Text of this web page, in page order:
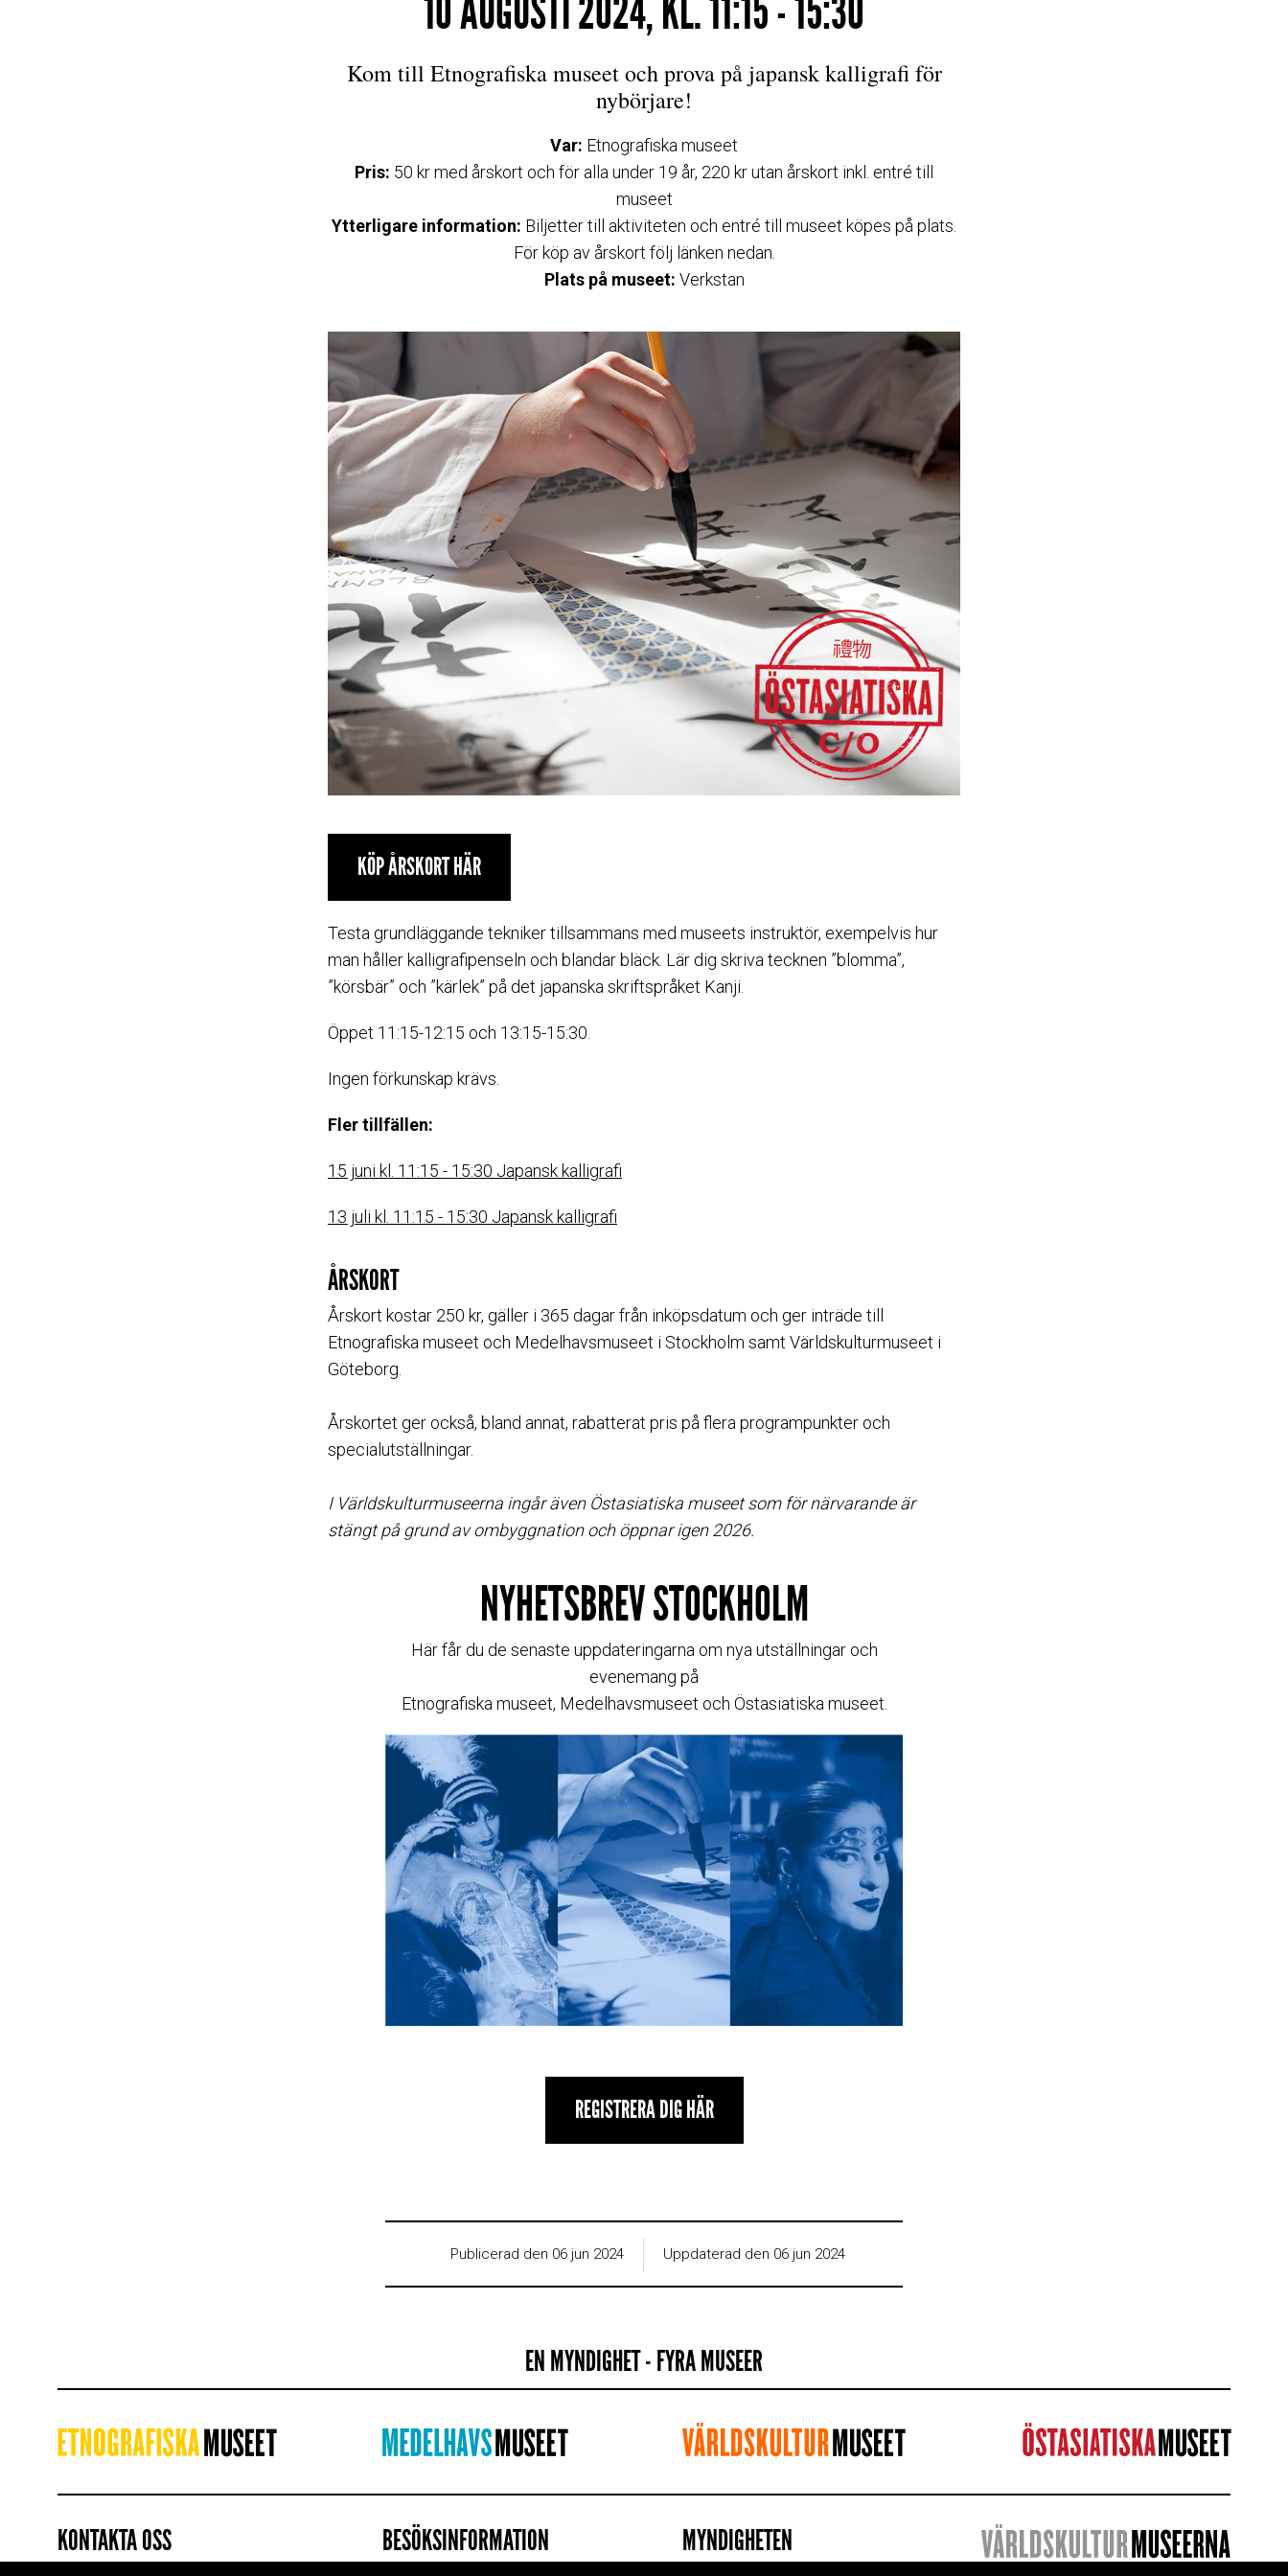
10 AUGUSTI 2024, KL. 11:15 - 15:30
Kom till Etnografiska museet och prova på japansk kalligrafi för
nybörjare!
Var: Etnografiska museet
Pris: 50 kr med årskort och för alla under 19 år, 220 kr utan årskort inkl. entré till
museet
Ytterligare information: Biljetter till aktiviteten och entré till museet köpes på plats.
För köp av årskort följ länken nedan.
Plats på museet: Verkstan
KÖP ÅRSKORT HÄR
Testa grundläggande tekniker tillsammans med museets instruktör, exempelvis hur
man håller kalligrafipenseln och blandar bläck. Lär dig skriva tecknen ”blomma”,
”körsbär” och ”kärlek” på det japanska skriftspråket Kanji.
Öppet 11:15-12:15 och 13:15-15:30.
Ingen förkunskap krävs.
Fler tillfällen:
15 juni kl. 11:15 - 15:30 Japansk kalligrafi
13 juli kl. 11:15 - 15:30 Japansk kalligrafi
ÅRSKORT
Årskort kostar 250 kr, gäller i 365 dagar från inköpsdatum och ger inträde till
Etnografiska museet och Medelhavsmuseet i Stockholm samt Världskulturmuseet i
Göteborg.
Årskortet ger också, bland annat, rabatterat pris på flera programpunkter och
specialutställningar.
I Världskulturmuseerna ingår även Östasiatiska museet som för närvarande är
stängt på grund av ombyggnation och öppnar igen 2026.
NYHETSBREV STOCKHOLM
Här får du de senaste uppdateringarna om nya utställningar och
evenemang på
Etnografiska museet, Medelhavsmuseet och Östasiatiska museet.
REGISTRERA DIG HÄR
Publicerad den 06 jun 2024 Uppdaterad den 06 jun 2024
EN MYNDIGHET - FYRA MUSEER
KONTAKTA OSS BESÖKSINFORMATION MYNDIGHETEN